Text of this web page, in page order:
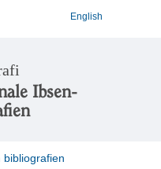
English
Ibsen-
bibliografien